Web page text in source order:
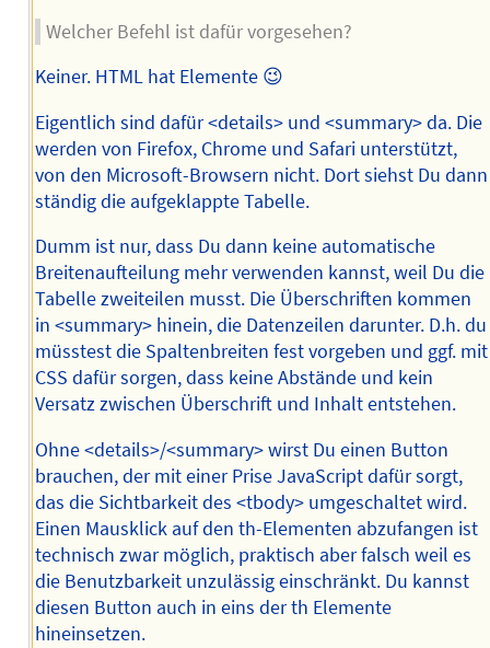
Welcher Befehl ist dafür vorgesehen?
Keiner. HTML hat Elemente 😉
Eigentlich sind dafür <details> und <summary> da. Die
werden von Firefox, Chrome und Safari unterstützt,
von den Microsoft-Browsern nicht. Dort siehst Du dann
ständig die aufgeklappte Tabelle.
Dumm ist nur, dass Du dann keine automatische
Breitenaufteilung mehr verwenden kannst, weil Du die
Tabelle zweiteilen musst. Die Überschriften kommen
in <summary> hinein, die Datenzeilen darunter. D.h. du
müsstest die Spaltenbreiten fest vorgeben und ggf. mit
CSS dafür sorgen, dass keine Abstände und kein
Versatz zwischen Überschrift und Inhalt entstehen.
Ohne <details>/<summary> wirst Du einen Button
brauchen, der mit einer Prise JavaScript dafür sorgt,
das die Sichtbarkeit des <tbody> umgeschaltet wird.
Einen Mausklick auf den th-Elementen abzufangen ist
technisch zwar möglich, praktisch aber falsch weil es
die Benutzbarkeit unzulässig einschränkt. Du kannst
diesen Button auch in eins der th Elemente
hineinsetzen.